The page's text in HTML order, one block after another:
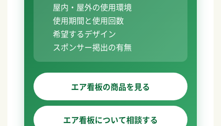
屋内・屋外の使用環境
使用期間と使用回数
希望するデザイン
スポンサー掲出の有無
エア看板の商品を見る
エア看板について相談する